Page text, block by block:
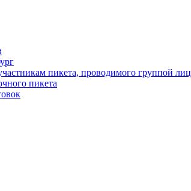
пикета, проводимого группой лиц
пикета